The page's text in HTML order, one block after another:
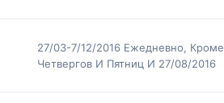
27/03-7/12/2016 Ежедневно, Кроме
Четвергов И Пятниц И 27/08/2016